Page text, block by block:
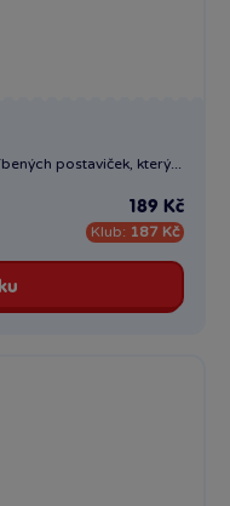
postaviček, který...
189 Kč
Klub: 187 Kč